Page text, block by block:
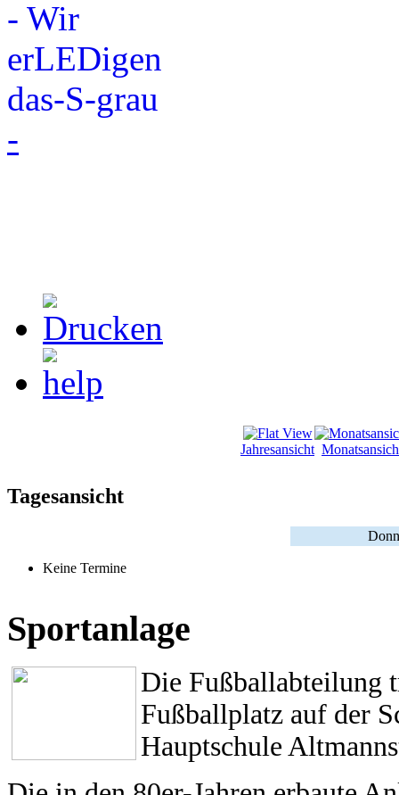
-
Jahresansicht
Tagesansicht
Keine Termine
Sportanlage
Die Fußballabteilung
Fußballplatz auf der
Hauptschule